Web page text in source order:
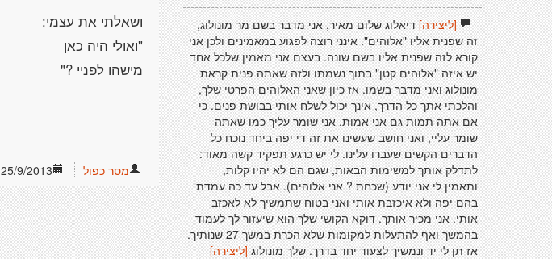
ושאלתי את עצמי:
"ואולי היה כאן
מישהו לפניי ?"
25/9/2013 מסר כפול
[ליצירה]דיאלוג שלום מאיר, אני מדבר בשם מר מונולוג,
זה שפנית אליו "אלוהים". אינני רוצה לפגוע במאמינים ולכן אני
קורא לזה שפנית אליו בשם שונה. בעצם אני מאמין שלכל אחד
יש איזה "אלוהים קטן" בתוך נשמתו ולזה שאתה פנית קראת
מונולוג ואני מדבר בשמו. אז כיון שאני האלוהים הפרטי שלך,
והלכתי אתך כל הדרך, אינך יכול לשלח אותי בבושת פנים. כי
אם אתה תמות גם אני אמות. אני שומר עליך כמו שאתה
שומר עליי, ואני חושב שעשינו את זה די יפה ביחד נוכח כל
הדברים הקשים שעברו עלינו. לי יש כרגע תפקיד קשה מאוד:
לתדלק אותך למשימות הבאות, שגם הם לא יהיו קלות,
ותאמין לי אני יודע (שכחת ? אני אלוהים). אבל עד כה עמדת
בהם יפה ולא איכזבת אותי ואני בטוח שתמשיך לא לאכזב
אותי. אני מכיר אותך. דוקא הקושי שלך הוא שיעזור לך לעמוד
בהמשך ואף להתעלות למקומות שלא הכרת במשך 27 שנותיך.
אז תן לי יד ונמשיך לצעוד יחד בדרך. שלך מונולוג [ליצירה]